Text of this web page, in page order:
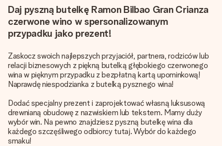
Daj pyszną butelkę Ramon Bilbao Gran Crianza
czerwone wino w spersonalizowanym
przypadku jako prezent!
Zaskocz swoich najlepszych przyjaciół, partnera, rodziców lub
relacji biznesowych z piękną butelką głębokiego czerwonego
wina w pięknym przypadku z bezpłatną kartą upominkową!
Naprawdę niespodzianka z butelką pysznego wina!
Dodać specjalny prezent i zaprojektować własną luksusową
drewnianą obudowę z nazwiskiem lub tekstem. Mamy duży
wybór win. Na pewno znajdziesz pyszną butelkę wina dla
każdego szczęśliwego odbiorcy tutaj. Wybór do każdego
smaku!